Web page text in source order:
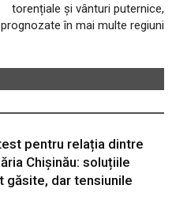
torențiale și vânturi puternice,
prognozate în mai multe regiuni
pentru relația dintre
Chișinău: soluțiile
găsite, dar tensiunile